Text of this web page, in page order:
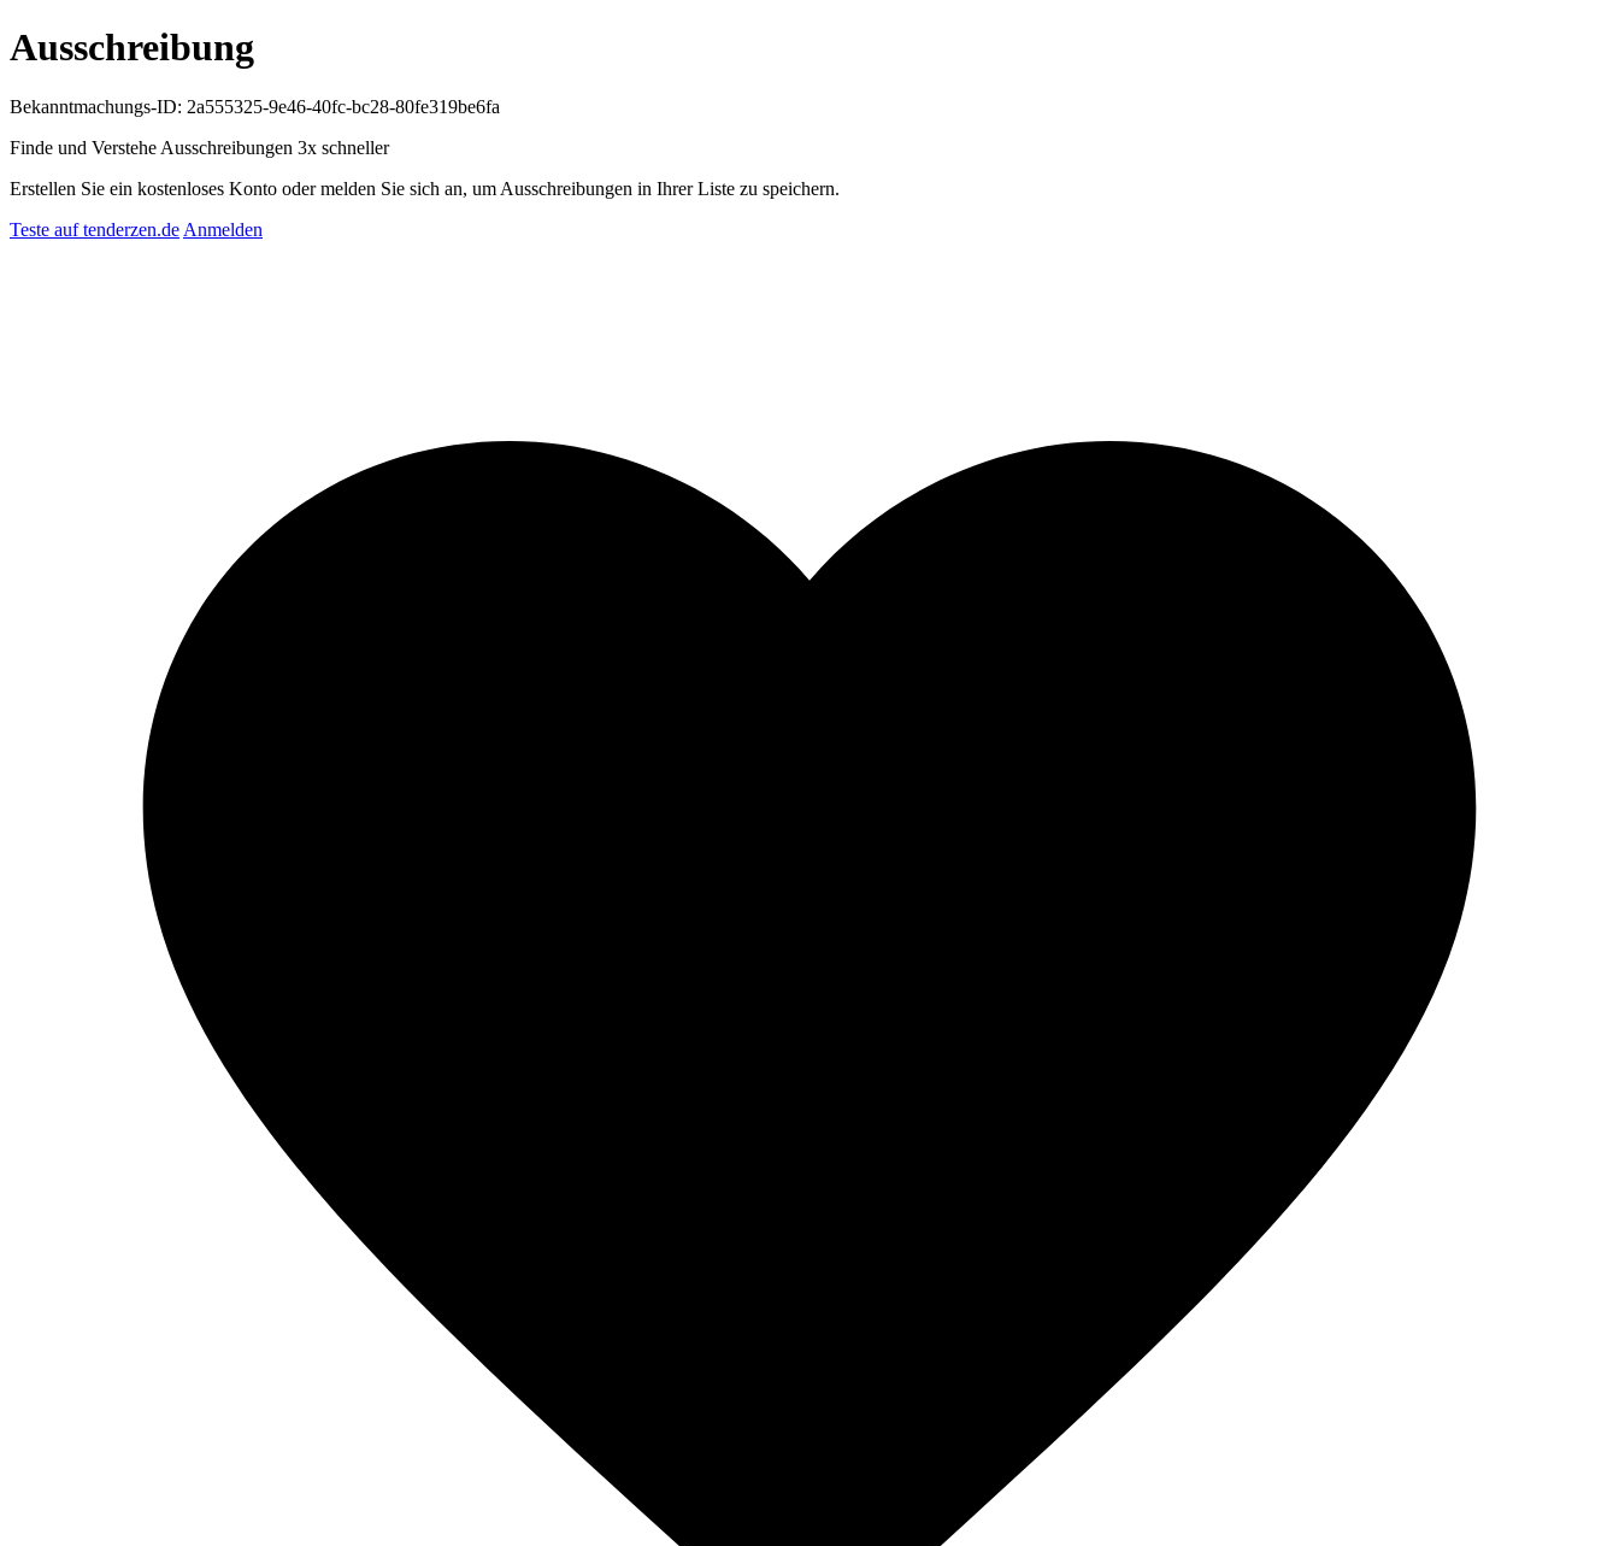
Ausschreibung
Bekanntmachungs-ID: 2a555325-9e46-40fc-bc28-80fe319be6fa
Finde und Verstehe Ausschreibungen 3x schneller
Erstellen Sie ein kostenloses Konto oder melden Sie sich an, um Ausschreibungen in Ihrer Liste zu speichern.
Teste auf tenderzen.de Anmelden